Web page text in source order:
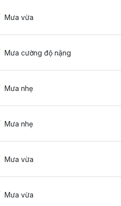
Mưa vừa
Mưa cường độ nặng
Mưa nhẹ
Mưa nhẹ
Mưa vừa
Mưa vừa